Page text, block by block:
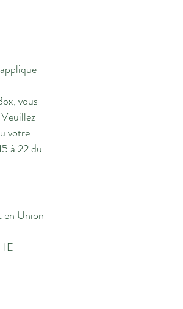
vous
votre
à 22 du
en Union